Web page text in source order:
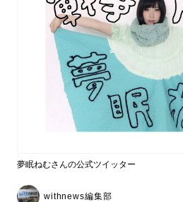
夢眠ねむさんの公式ツイッター
withnews編集部